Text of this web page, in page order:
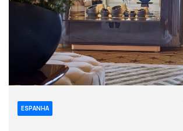
ESPANHA